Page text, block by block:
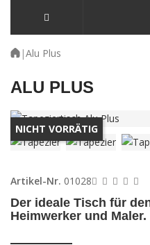
|Alu Plus
ALU PLUS
NICHT VORRÄTIG
Artikel-Nr. 01028
Der ideale Tisch für
Heimwerker und Maler.